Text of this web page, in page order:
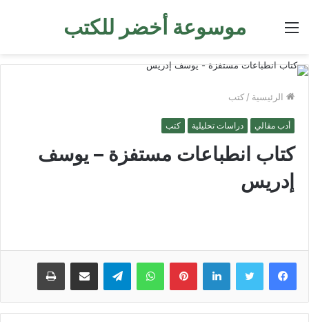
موسوعة أخضر للكتب القائمة
الرئيسية / كتب
أدب مقالي دراسات تحليلية كتب
كتاب انطباعات مستفزة – يوسف
إدريس
لينكدإن بينتيريستواتساب تيلقرام مشاركة عبر البريد طباعة